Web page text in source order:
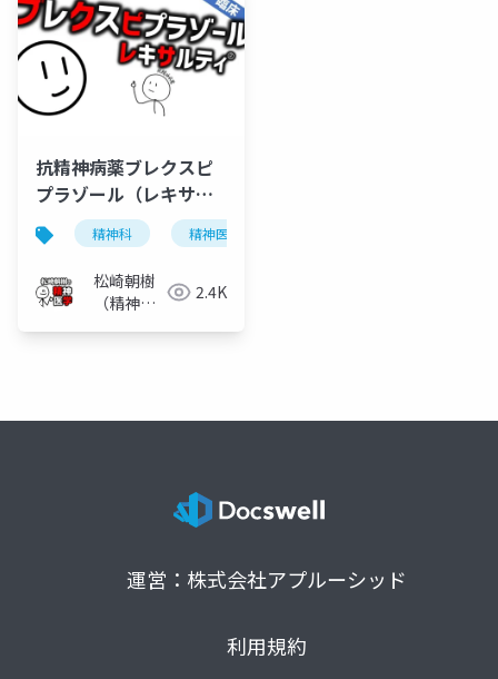
抗精神病薬ブレクスピ
プラゾール（レキサル
ティ）精神科 精神医学
松崎朝樹
（精神科
2.4K
運営：株式会社アプルーシッド
利用規約